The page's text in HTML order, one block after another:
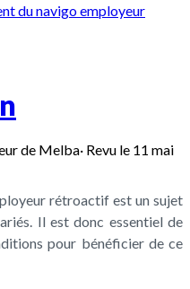
du navigo employeur
de Melba· Revu le 11 mai
rétroactif est un sujet
Il est donc essentiel de
pour bénéficier de ce